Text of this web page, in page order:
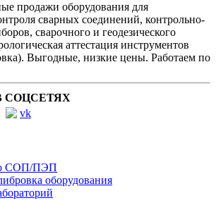
продажи оборудования для
сварных соединений, контрольно-
сварочного и геодезического
аттестация инструментов
Выгодные, низкие цены. Работаем по
СОЦСЕТЯХ
СОП/ПЭП
оборудования